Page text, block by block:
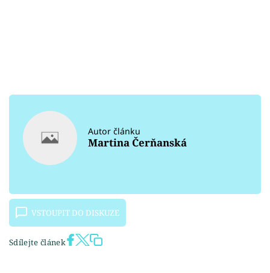
Autor článku
Martina Čerňanská
VSTOUPIT DO DISKUZE
Sdílejte článek